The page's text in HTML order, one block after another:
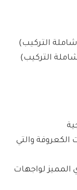
والتي
لواجهات